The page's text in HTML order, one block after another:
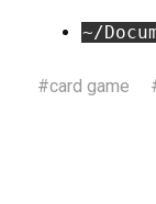
~/
#card game